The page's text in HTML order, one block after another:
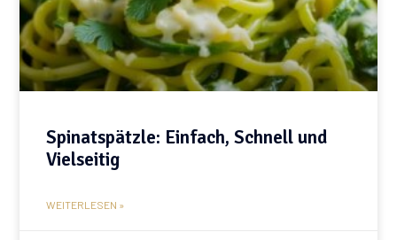
Spinatspätzle: Einfach, Schnell und
Vielseitig
WEITERLESEN »